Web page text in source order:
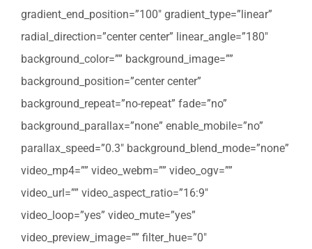
gradient_end_position=”100″ gradient_type=”linear”
radial_direction=”center center” linear_angle=”180″
background_color=”” background_image=””
background_position=”center center”
background_repeat=”no-repeat” fade=”no”
background_parallax=”none” enable_mobile=”no”
parallax_speed=”0.3″ background_blend_mode=”none”
video_mp4=”” video_webm=”” video_ogv=””
video_url=”” video_aspect_ratio=”16:9″
video_loop=”yes” video_mute=”yes”
video_preview_image=”” filter_hue=”0″